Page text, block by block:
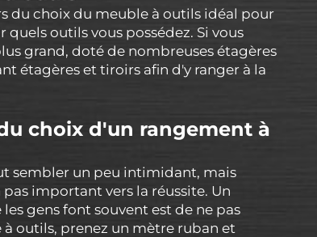
du choix du meuble à outils idéal pour
outils vous possédez. Si vous
grand, doté de nombreuses étagères
étagères et tiroirs afin d'y ranger à la
choix d'un rangement à
sembler un peu intimidant, mais
important vers la réussite. Un
gens font souvent est de ne pas
outils, prenez un mètre ruban et